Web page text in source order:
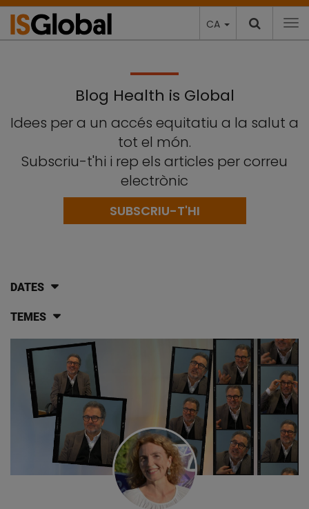
CA
Blog Health is Global
Idees per a un accés equitatiu a la salut a
tot el món.
Subscriu-t'hi i rep els articles per correu
electrònic
SUBSCRIU-T'HI
DATES
TEMES
Llistat d'articles del blog